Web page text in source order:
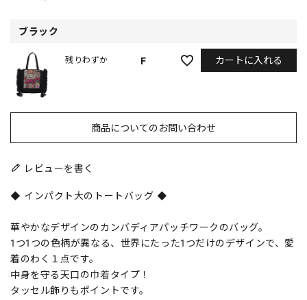
ブラック
F
残りわずか カートに入れる
商品についてのお問い合わせ
レビューを書く
◆ インパクト大のトートバッグ ◆
華やかなデザインのカンバディアパッチワークのバッグ。
1つ1つの色柄が異なる、世界にたった1つだけのデザインで、愛
着のわく１点です。
中身を守る天口の巾着タイプ！
タッセル飾りもポイントです。